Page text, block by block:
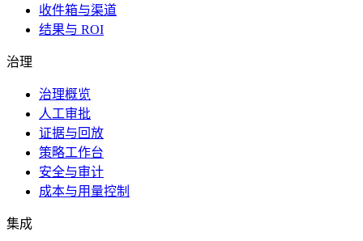
收件箱与渠道
结果与 ROI
治理
治理概览
人工审批
证据与回放
策略工作台
安全与审计
成本与用量控制
集成